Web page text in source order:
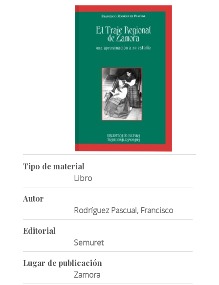
Tipo de material
Libro
Autor
Rodríguez Pascual, Francisco
Editorial
Semuret
Lugar de publicación
Zamora